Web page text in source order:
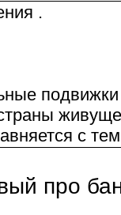
.
подвижки
про